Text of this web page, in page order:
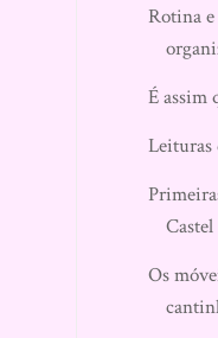
Rotina
É assim
Leituras
Os